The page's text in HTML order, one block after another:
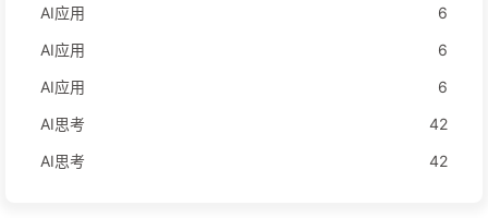
AI应用
6
AI应用
6
AI应用
6
AI思考
42
AI思考
42